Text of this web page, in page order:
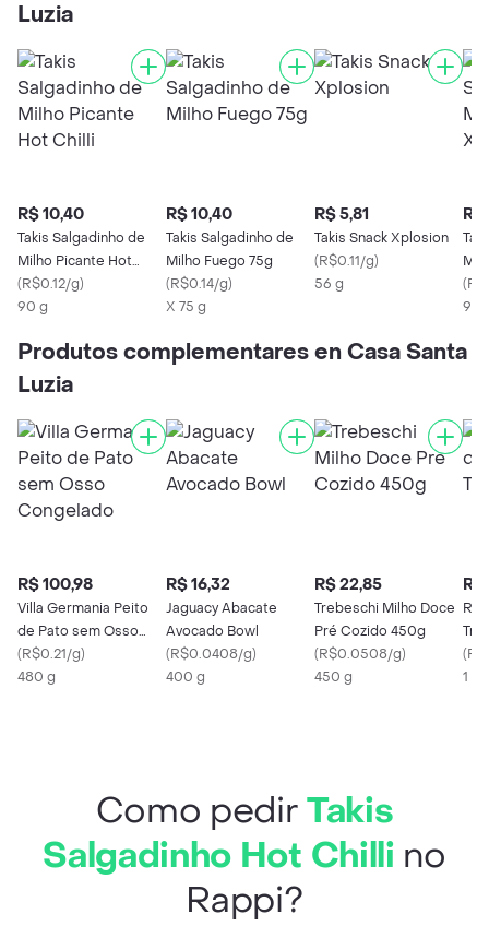
Luzia
R$ 10,40
Takis Salgadinho de
Milho Picante Hot
Chilli
(R$0.12/g)
90 g
R$ 10,40
Takis Salgadinho de
Milho Fuego 75g
(R$0.14/g)
X 75 g
R$ 5,81
Takis Snack Xplosion
(R$0.11/g)
56 g
R$
(
90
Produtos complementares en Casa Santa
Luzia
R$ 100,98
Villa Germania Peito
de Pato sem Osso
Congelado
(R$0.21/g)
480 g
R$ 16,32
Jaguacy Abacate
Avocado Bowl
(R$0.0408/g)
400 g
R$ 22,85
Trebeschi Milho Doce
Pré Cozido 450g
(R$0.0508/g)
450 g
R$
(
1 Kg
Como pedirTakis
Salgadinho Hot Chilli no
Rappi?